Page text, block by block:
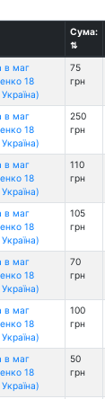
Сума:
⇅
в маг
18
75
грн
в маг
18
250
грн
в маг
18
110
грн
в маг
18
105
грн
в маг
18
70
грн
в маг
18
100
грн
в маг
18
50
грн